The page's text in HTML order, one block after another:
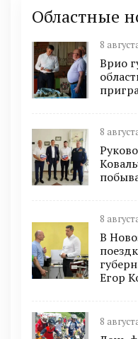
Областные
8
Врио
8
8
В
Егор
8